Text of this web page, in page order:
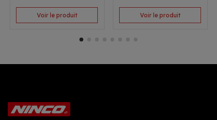
Voir le produit Voir le produit